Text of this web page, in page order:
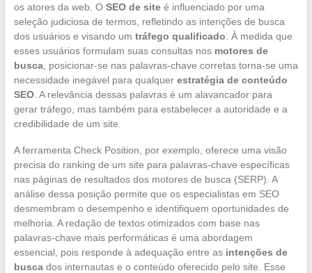
os atores da web. O SEO de siteé influenciado por uma
seleção judiciosa de termos, refletindo as intenções de busca
dos usuários e visando um tráfego qualificado . À medida que
esses usuários formulam suas consultas nos motores de
busca, posicionar-se nas palavras-chave corretas torna-se uma
necessidade inegável para qualquer estratégia de conteúdo
SEO. A relevância dessas palavras é um alavancador para
gerar tráfego, mas também para estabelecer a autoridade e a
credibilidade de um site.
A ferramenta Check Position, por exemplo, oferece uma visão
precisa do ranking de um site para palavras-chave específicas
nas páginas de resultados dos motores de busca (SERP). A
análise dessa posição permite que os especialistas em SEO
desmembram o desempenho e identifiquem oportunidades de
melhoria. A redação de textos otimizados com base nas
palavras-chave mais performáticas é uma abordagem
essencial, pois responde à adequação entre as intenções de
buscados internautas e o conteúdo oferecido pelo site. Esse